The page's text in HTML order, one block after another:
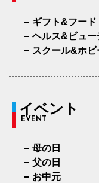
ギフト&フード
ヘルス&ビュー
スクール&ホビ
イベント
EVENT
母の日
父の日
お中元